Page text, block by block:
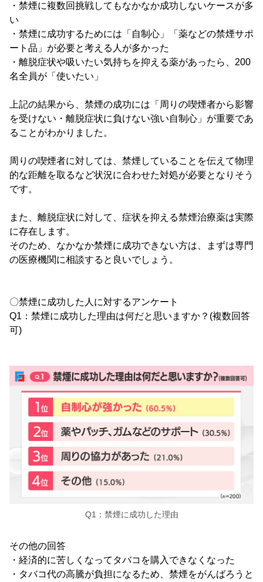
・禁煙に複数回挑戦してもなかなか成功しないケースが多
い
・禁煙に成功するためには「自制心」「薬などの禁煙サポ
ート品」が必要と考える人が多かった
・離脱症状や吸いたい気持ちを抑える薬があったら、200
名全員が「使いたい」
上記の結果から、禁煙の成功には「周りの喫煙者から影響
を受けない・離脱症状に負けない強い自制心」が重要であ
ることがわかりました。
周りの喫煙者に対しては、禁煙していることを伝えて物理
的な距離を取るなど状況に合わせた対処が必要となりそう
です。
また、離脱症状に対して、症状を抑える禁煙治療薬は実際
に存在します。
そのため、なかなか禁煙に成功できない方は、まずは専門
の医療機関に相談すると良いでしょう。
〇禁煙に成功した人に対するアンケート
Q1：禁煙に成功した理由は何だと思いますか？(複数回答
可)
Q1：禁煙に成功した理由
その他の回答
・経済的に苦しくなってタバコを購入できなくなった
・タバコ代の高騰が負担になるため、禁煙をがんばろうと